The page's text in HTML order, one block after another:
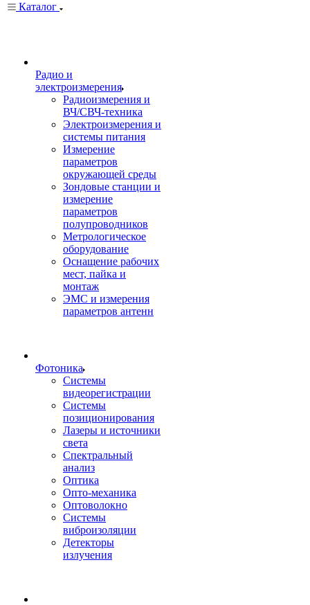
Каталог
Радио и
электроизмерения
Радиоизмерения и
ВЧ/СВЧ-техника
Электроизмерения и
системы питания
Измерение
параметров
окружающей среды
Зондовые станции и
измерение
параметров
полупроводников
Метрологическое
оборудование
Оснащение рабочих
мест, пайка и
монтаж
ЭМС и измерения
параметров антенн
Фотоника
Cистемы
видеорегистрации
Системы
позиционирования
Лазеры и источники
света
Спектральный
анализ
Оптика
Опто-механика
Оптоволокно
Системы
виброизоляции
Детекторы
излучения